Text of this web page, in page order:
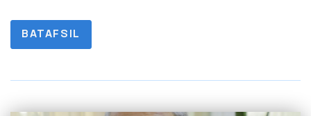
siyosat va huquqiy kafolatlar natijasida aholining
turmush farovonligining oshib borishi ularning
BATAFSIL